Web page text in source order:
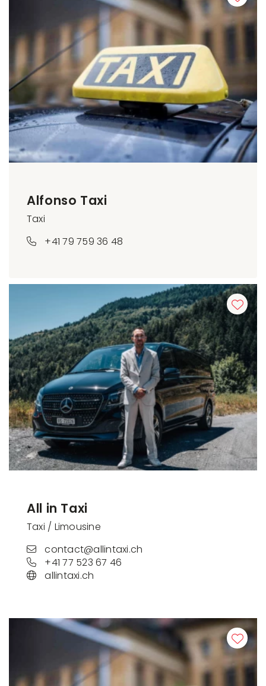
Alfonso Taxi
Taxi
+41 79 759 36 48
All in Taxi
Taxi / Limousine
contact@allintaxi.ch
+41 77 523 67 46
allintaxi.ch